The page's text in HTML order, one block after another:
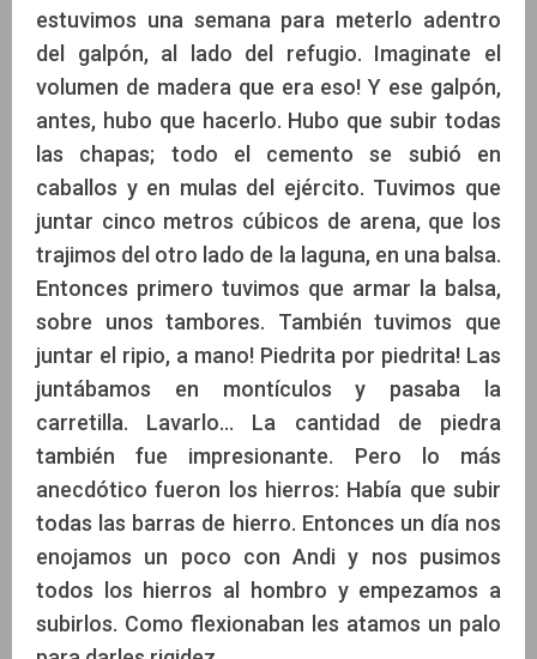
estuvimos una semana para meterlo adentro
del galpón, al lado del refugio. Imaginate el
volumen de madera que era eso! Y ese galpón,
antes, hubo que hacerlo. Hubo que subir todas
las chapas; todo el cemento se subió en
caballos y en mulas del ejército. Tuvimos que
juntar cinco metros cúbicos de arena, que los
trajimos del otro lado de la laguna, en una balsa.
Entonces primero tuvimos que armar la balsa,
sobre unos tambores. También tuvimos que
juntar el ripio, a mano! Piedrita por piedrita! Las
juntábamos en montículos y pasaba la
carretilla. Lavarlo... La cantidad de piedra
también fue impresionante. Pero lo más
anecdótico fueron los hierros: Había que subir
todas las barras de hierro. Entonces un día nos
enojamos un poco con Andi y nos pusimos
todos los hierros al hombro y empezamos a
subirlos. Como flexionaban les atamos un palo